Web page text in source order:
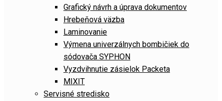
Grafický návrh a úprava dokumentov
Hrebeňová väzba
Laminovanie
Výmena univerzálnych bombičiek do
sódovača SYPHON
Vyzdvihnutie zásielok Packeta
MIXIT
Servisné stredisko